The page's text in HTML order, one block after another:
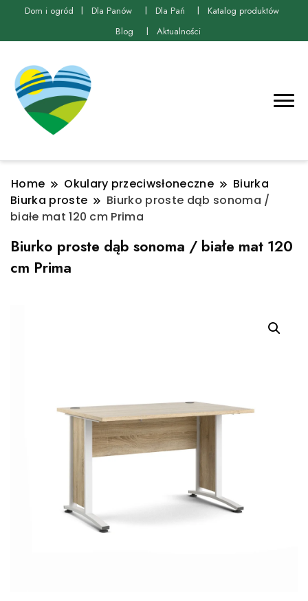
Dom i ogród Dla Panów Dla Pań
Katalog produktów
Blog
Aktualności
Home Okulary przeciwsłoneczne
Biurka
Biurka proste
Biurko proste dąb sonoma /
białe mat 120 cm Prima
Biurko proste dąb sonoma / białe mat 120
cm Prima